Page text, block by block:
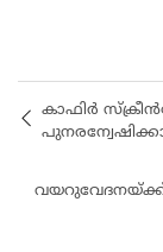
കാഫിർ
വയറുവേദനയ്ക്ക്